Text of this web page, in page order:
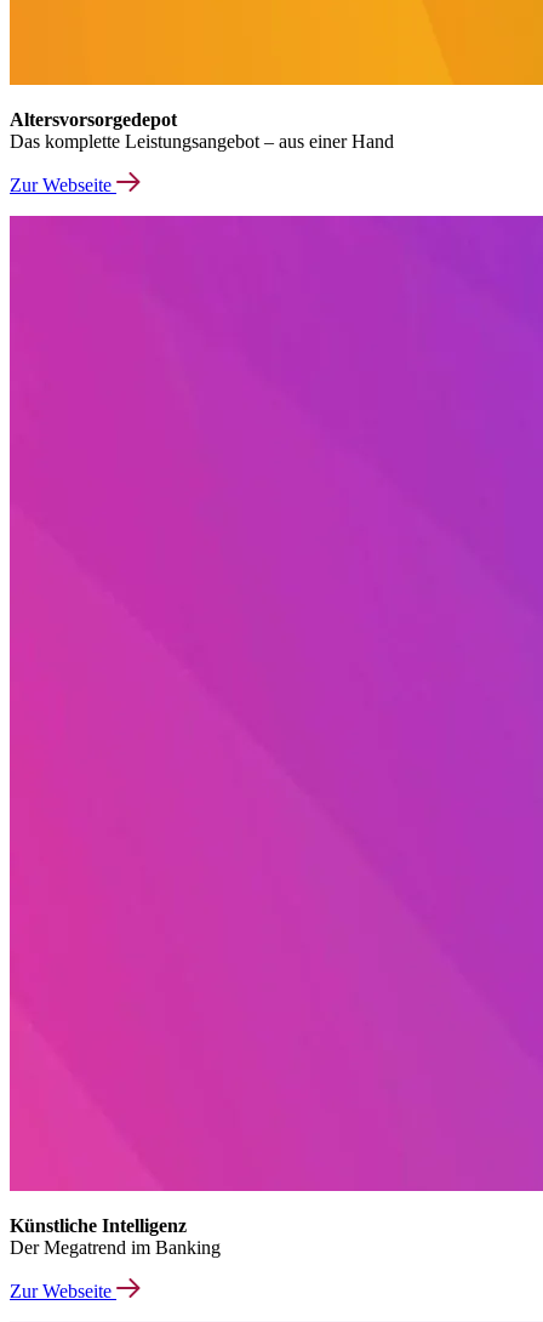
Altersvorsorgedepot
Das komplette Leistungsangebot – aus einer Hand
Zur Webseite
Künstliche Intelligenz
Der Megatrend im Banking
Zur Webseite